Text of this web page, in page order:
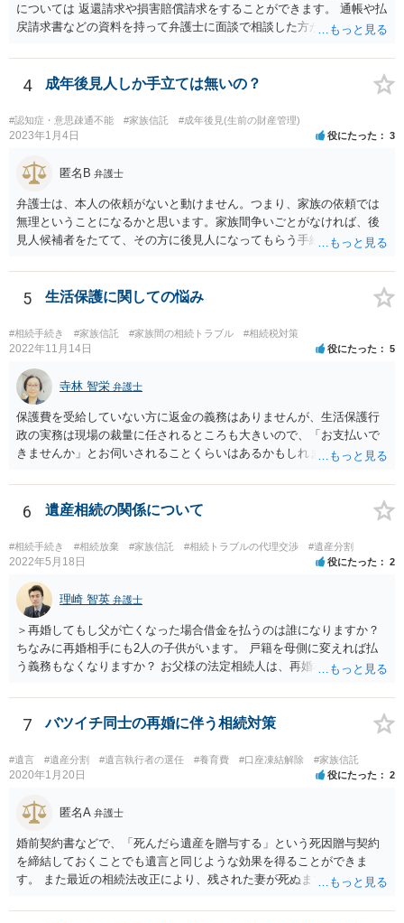
については 返還請求や損害賠償請求をすることができます。 通帳や払
戻請求書などの資料を持って弁護士に面談で相談した方がよいと思い
4 成年後見人しか手立ては無いの？
#認知症・意思疎通不能 #家族信託 #成年後見(生前の財産管理)
2023年1月4日 役にたった 3
匿名B 弁護士
弁護士は、本人の依頼がないと動けません。つまり、家族の依頼では
無理ということになるかと思います。家族間争いごとがなければ、後
見人候補者をたてて、その方に後見人になってもらう手続をすすめた
5 生活保護に関しての悩み
#相続手続き #家族信託 #家族間の相続トラブル #相続税対策
2022年11月14日 役にたった 5
寺林 智栄 弁護士
保護費を受給していない方に返金の義務はありませんが、生活保護行
政の実務は現場の裁量に任されるところも大きいので、「お支払いで
きませんか」とお伺いされることくらいはあるかもしれません。 通報
考えてご判断いただくのが良いと思います。
6 遺産相続の関係について
#相続手続き #相続放棄 #家族信託 #相続トラブルの代理交渉 #遺産分割
2022年5月18日 役にたった 2
理崎 智英 弁護士
＞再婚してもし父が亡くなった場合借金を払うのは誰になりますか？
ちなみに再婚相手にも2人の子供がいます。 戸籍を母側に変えれば払
う義務もなくなりますか？ お父様の法定相続人は、再婚相手とご相談
戸籍がどこにあるのかは関係ありません。 ただし、お父様が亡くなっ
たことを知ってから３か月以内に家庭裁判所にて「相続放棄」の手続
7 バツイチ同士の再婚に伴う相続対策
#遺言 #遺産分割 #遺言執行者の選任 #養育費 #口座凍結解除 #家族信託
2020年1月20日 役にたった 2
匿名A 弁護士
婚前契約書などで、「死んだら遺産を贈与する」という死因贈与契約
を締結しておくことでも遺言と同じような効果を得ることができま
す。 また最近の相続法改正により、残された妻が死ぬまで家に住み続
で、その制度を活用する方法も考えられます。 もし契約書の作成まで